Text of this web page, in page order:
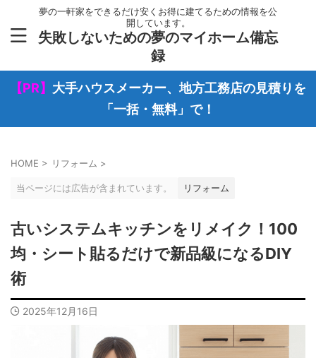
夢の一軒家をできるだけ安くお得に建てるための情報を公
開しています。
失敗しないための夢のマイホーム備忘
録
【PR】 大手ハウスメーカー、地方工務店の見積りを
「一括・無料」で！
HOME > リフォーム >
当ページには広告が含まれています。 リフォーム
古いシステムキッチンをリメイク！100
均・シート貼るだけで新品級になるDIY
術
2025年12月16日